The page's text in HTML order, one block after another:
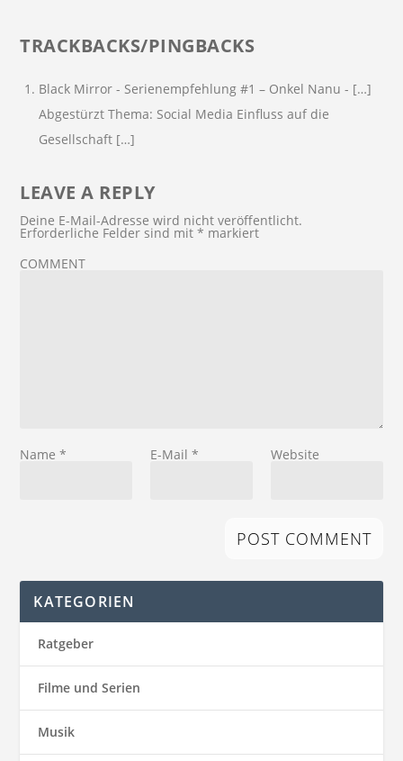
TRACKBACKS/PINGBACKS
Black Mirror - Serienempfehlung #1 – Onkel Nanu - […]
Abgestürzt Thema: Social Media Einfluss auf die
Gesellschaft […]
LEAVE A REPLY
Deine E-Mail-Adresse wird nicht veröffentlicht.
Erforderliche Felder sind mit* markiert
COMMENT
Name* E-Mail * Website
KATEGORIEN
Ratgeber
Filme und Serien
Musik